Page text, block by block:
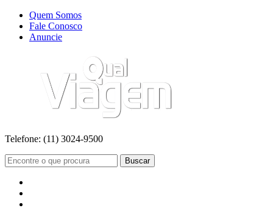
Quem Somos
Fale Conosco
Anuncie
Telefone: (11) 3024-9500
Buscar